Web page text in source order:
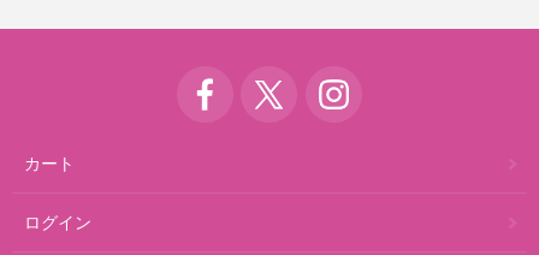
カート
ログイン